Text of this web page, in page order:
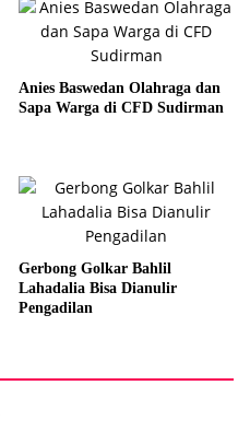
Anies Baswedan Olahraga dan
Sapa Warga di CFD Sudirman
Gerbong Golkar Bahlil
Lahadalia Bisa Dianulir
Pengadilan